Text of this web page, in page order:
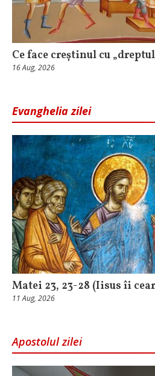
Ce face creștinul cu
16 Aug, 2026
Evanghelia zilei
Matei 23, 23-28 (Iisus îi
11 Aug, 2026
Apostolul zilei